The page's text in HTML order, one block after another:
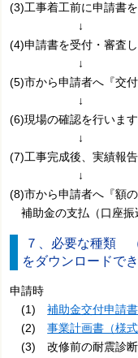
(3)工事着工前に申請書
↓
(4)申請書を受付・審査し
↓
(5)市から申請者へ『交
↓
(6)現場の確認を行います
↓
(7)工事完成後、実績報
↓
(8)市から申請者へ『額
補助金の支払（口座振
７、必要な種類
をダウンロードでき
申請時
(1)補助金交付申請
(2)事業計画書（様
(3) 改修前の耐震診断